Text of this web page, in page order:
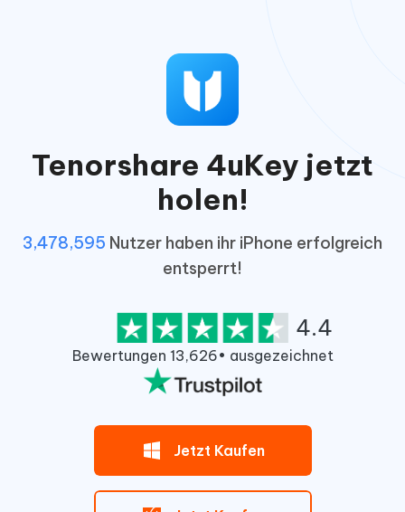
Tenorshare 4uKey jetzt
holen!
3,478,595 Nutzer haben ihr iPhone erfolgreich
entsperrt!
Bewertungen 13,626• ausgezeichnet
4.4
Jetzt Kaufen